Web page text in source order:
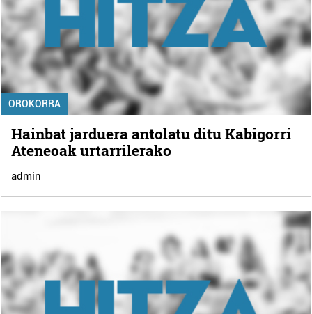
OROKORRA
Hainbat jarduera antolatu ditu Kabigorri
Ateneoak urtarrilerako
admin